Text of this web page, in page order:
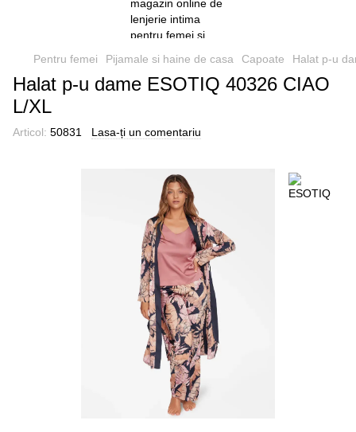
Pentru femei Pijamale si haine de casa Capoate Halat p-u
Halat p-u dame ESOTIQ 40326 CIAO
L/XL
Articol: 50831 Lasa-ți un comentariu